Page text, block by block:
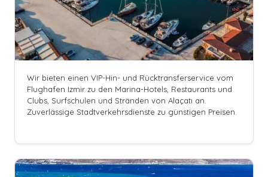
Wir bieten einen VIP-Hin- und Rücktransferservice vom
Flughafen Izmir zu den Marina-Hotels, Restaurants und
Clubs, Surfschulen und Stränden von Alaçatı an.
Zuverlässige Stadtverkehrsdienste zu günstigen Preisen.